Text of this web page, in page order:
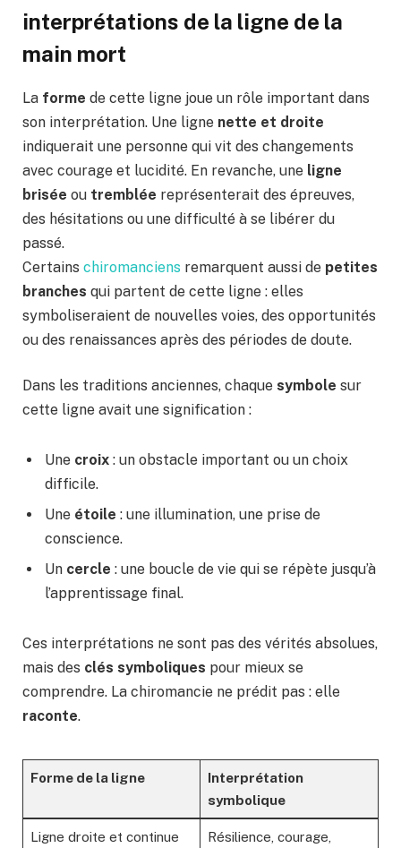
interprétations de la ligne de la
main mort
La forme de cette ligne joue un rôle important dans
son interprétation. Une ligne nette et droite
indiquerait une personne qui vit des changements
avec courage et lucidité. En revanche, une ligne
brisée ou tremblée représenterait des épreuves,
des hésitations ou une difficulté à se libérer du
passé.
Certains chiromanciens remarquent aussi de petites
branches qui partent de cette ligne : elles
symboliseraient de nouvelles voies, des opportunités
ou des renaissances après des périodes de doute.
Dans les traditions anciennes, chaque symbole sur
cette ligne avait une signification :
Une croix : un obstacle important ou un choix
difficile.
Une étoile : une illumination, une prise de
conscience.
Un cercle : une boucle de vie qui se répète jusqu’à
l’apprentissage final.
Ces interprétations ne sont pas des vérités absolues,
mais des clés symboliques pour mieux se
comprendre. La chiromancie ne prédit pas : elle
raconte.
Forme de la ligne
Interprétation
symbolique
Ligne droite et continue
Résilience, courage,